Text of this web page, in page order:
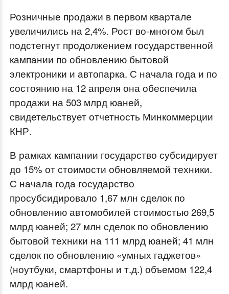
Розничные продажи в первом квартале
увеличились на 2,4%. Рост во-многом был
подстегнут продолжением государственной
кампании по обновлению бытовой
электроники и автопарка. С начала года и по
состоянию на 12 апреля она обеспечила
продажи на 503 млрд юаней,
свидетельствует отчетность Минкоммерции
КНР.
В рамках кампании государство субсидирует
до 15% от стоимости обновляемой техники.
С начала года государство
просубсидировало 1,67 млн сделок по
обновлению автомобилей стоимостью 269,5
млрд юаней; 27 млн сделок по обновлению
бытовой техники на 111 млрд юаней; 41 млн
сделок по обновлению «умных гаджетов»
(ноутбуки, смартфоны и т.д.) объемом 122,4
млрд юаней.